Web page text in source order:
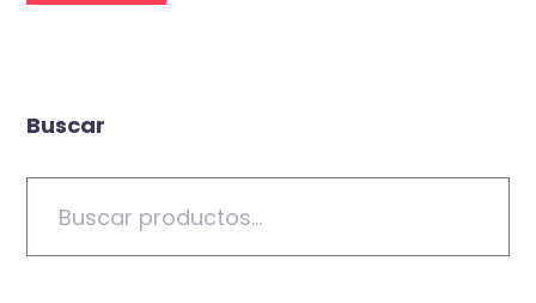
Buscar